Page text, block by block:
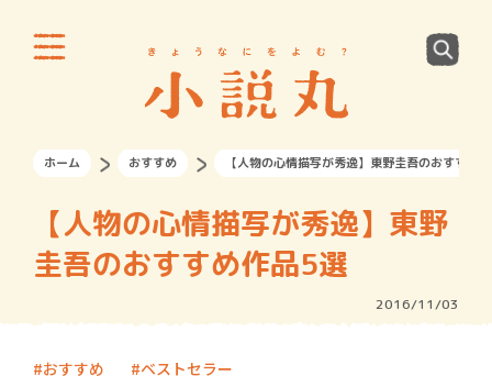
ホーム おすすめ 【人物の心情描写が秀逸】東野圭吾のおすすめ
【人物の心情描写が秀逸】東野
圭吾のおすすめ作品5選
2016/11/03
おすすめ ベストセラー